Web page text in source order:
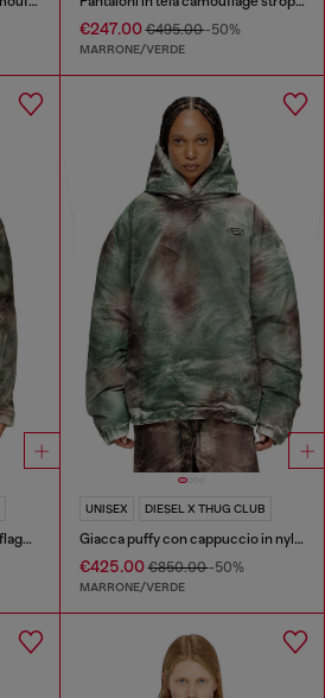
€247.00€495.00-50%
MARRONE/VERDE
Giacca trucker in tela camouflage stropicciata
UNISEX DIESEL X THUG CLUB
Giacca puffy con cappuccio in nylon camouflage
€425.00€850.00-50%
MARRONE/VERDE